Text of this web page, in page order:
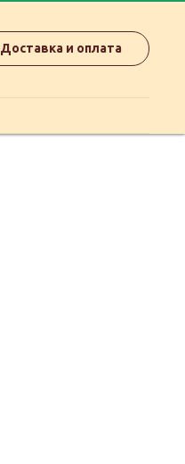
Доставка и оплата